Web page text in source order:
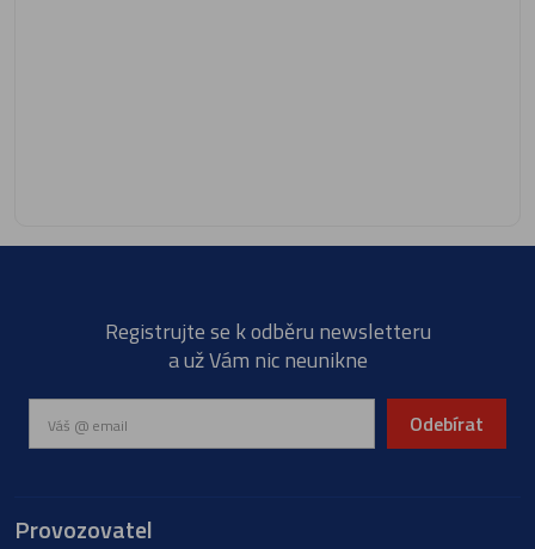
Registrujte se k odběru newsletteru
a už Vám nic neunikne
Odebírat
Provozovatel